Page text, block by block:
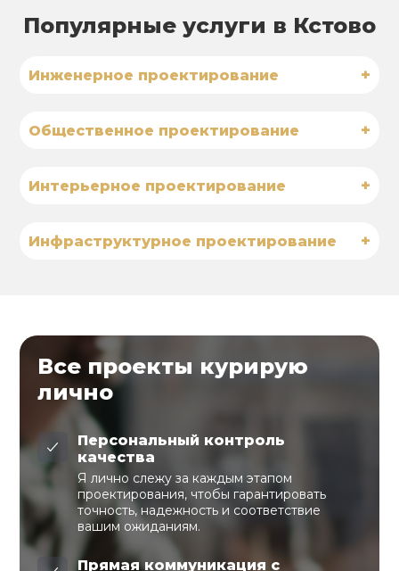
Популярные услуги в Кстово
Инженерное проектирование +
Общественное проектирование +
Интерьерное проектирование +
Инфраструктурное проектирование +
Все проекты курирую
лично
Персональный контроль
качества
Я лично слежу за каждым этапом
проектирования, чтобы гарантировать
точность, надежность и соответствие
вашим ожиданиям.
Прямая коммуникация с